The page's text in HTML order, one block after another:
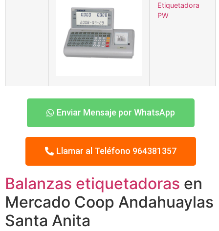
Etiquetadora
PW
Enviar Mensaje por WhatsApp
Llamar al Teléfono 964381357
Balanzas etiquetadoras en
Mercado Coop Andahuaylas
Santa Anita